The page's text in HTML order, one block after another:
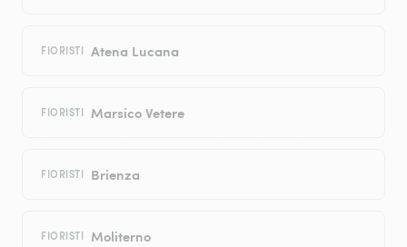
FIORISTI Atena Lucana
FIORISTI Marsico Vetere
FIORISTI Brienza
FIORISTI Moliterno